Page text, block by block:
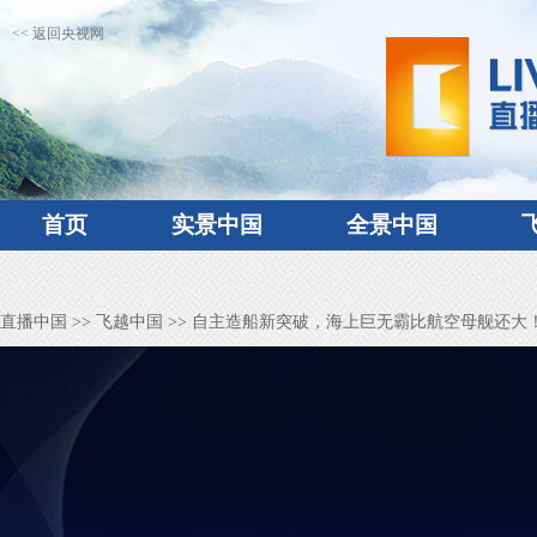
<< 返回央视网
首页 实景中国 全景中国
直播中国 >> 飞越中国 >> 自主造船新突破，海上巨无霸比航空母舰还大